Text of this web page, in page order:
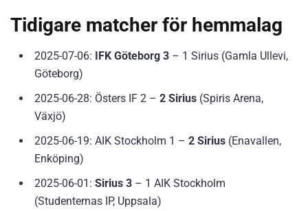
Tidigare matcher för hemmalag
2025-07-06: IFK Göteborg 3 – 1 Sirius (Gamla Ullevi,
Göteborg)
2025-06-28: Östers IF 2 – 2 Sirius (Spiris Arena,
Växjö)
2025-06-19: AIK Stockholm 1 – 2 Sirius (Enavallen,
Enköping)
2025-06-01: Sirius 3 – 1 AIK Stockholm
(Studenternas IP, Uppsala)